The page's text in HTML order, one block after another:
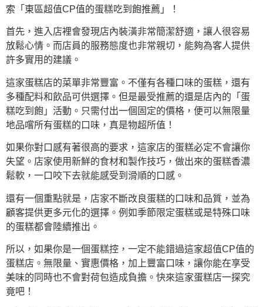
索「東區超值CP值的蛋糕吃到飽推薦」！
首先，進入店裡會發現店內裝潢非常簡潔舒適，讓人很容易
放鬆心情。而店員的服務態度也非常親切，能夠為客人提供
許多實用的建議。
這家蛋糕店的菜單非常豐富。不僅有各種口味的蛋糕，還有
多種配料和飲品可供選擇。但是最受推薦的還是店內的「蛋
糕吃到飽」活動。只需付出一個固定的價格，便可以無限量
地品嚐所有蛋糕的口味，真是物超所值！
如果你對口感有著很高的要求，這家店的蛋糕必定不會讓你
失望。店家使用新鮮的食材和製作技巧，做出來的蛋糕香濃
鬆軟，一口咬下去就能感受到滑順的口感。
還有一個重點就是，店家不斷改良蛋糕的口味和品質，並為
顧客提供更多元化的選擇。例如季節限定蛋糕或是特殊口味
的蛋糕都會陸續推出。
所以，如果你是一個蛋糕控，一定不能錯過這家超值CP值的
蛋糕店。無限量、實惠價格，加上豐富口味，讓你能在享受
美味的同時也不會對荷包造成負擔。快來這家蛋糕店一探究
竟吧！